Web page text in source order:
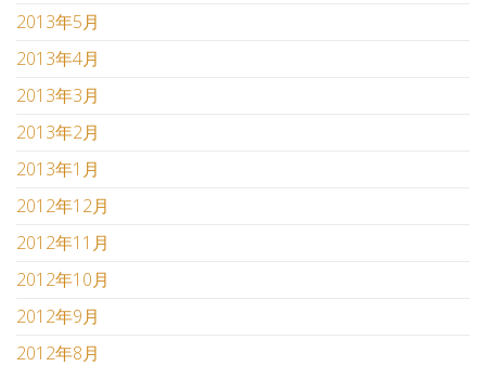
2013年5月
2013年4月
2013年3月
2013年2月
2013年1月
2012年12月
2012年11月
2012年10月
2012年9月
2012年8月